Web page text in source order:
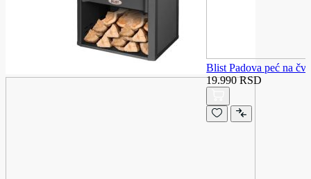
Blist Padova peć na
19.990 RSD